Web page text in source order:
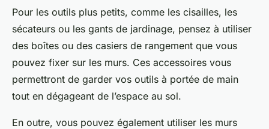
Pour les outils plus petits, comme les cisailles, les
sécateurs ou les gants de jardinage, pensez à utiliser
des boîtes ou des casiers de rangement que vous
pouvez fixer sur les murs. Ces accessoires vous
permettront de garder vos outils à portée de main
tout en dégageant de l’espace au sol.
En outre, vous pouvez également utiliser les murs